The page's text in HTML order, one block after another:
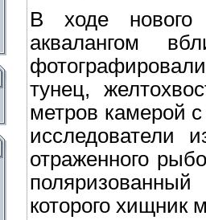
В ходе нового
аквалангом
тунец,
метров камерой
исследователи
отраженного
которого хищник